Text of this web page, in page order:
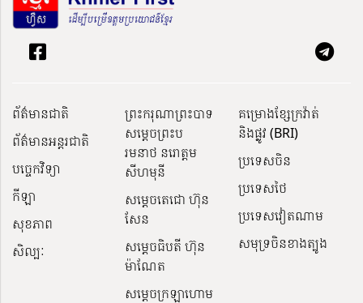
ព័ត៌មានជាតិ
ព័ត៌មានអន្តរជាតិ
បច្ចេកវិទ្យា
កីឡា
សុខភាព
សិល្បៈ
ព្រះករុណាព្រះបាទ
សម្តេចព្រះប
រមនាថ នរោត្តម
សីហមុនី
សម្តេចតេជោ ហ៊ុន
សែន
សម្ដេចធិបតី ហ៊ុន
ម៉ាណែត
សម្ដេចក្រឡាហោម
គម្រោងខ្សែក្រវ៉ាត់
និងផ្លូវ (BRI)
ប្រទេសចិន
ប្រទេសថៃ
ប្រទេសវៀតណាម
សមុទ្រចិនខាងត្បូង